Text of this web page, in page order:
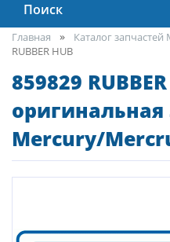
Поиск
Главная
Каталог
RUBBER HUB
859829
оригинальная
Mercury/